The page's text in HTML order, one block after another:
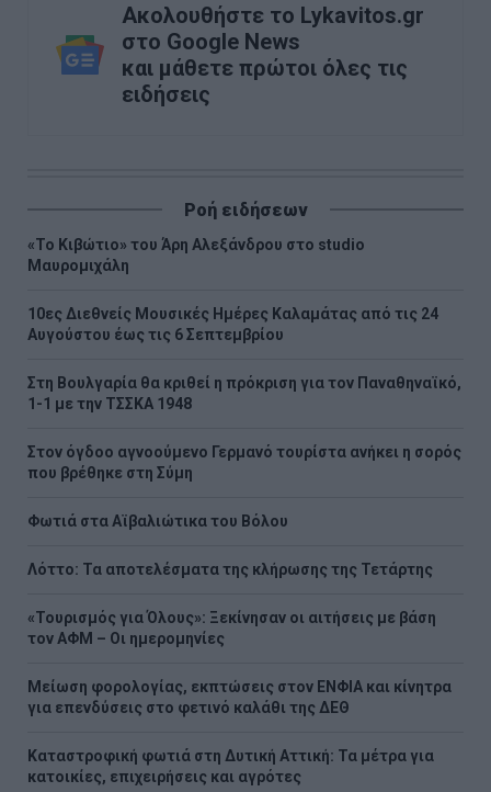
Ακολουθήστε το Lykavitos.gr
στο Google News
και μάθετε πρώτοι όλες τις
ειδήσεις
Ροή ειδήσεων
«Το Κιβώτιο» του Άρη Αλεξάνδρου στο studio
Μαυρομιχάλη
10ες Διεθνείς Μουσικές Ημέρες Καλαμάτας από τις 24
Αυγούστου έως τις 6 Σεπτεμβρίου
Στη Βουλγαρία θα κριθεί η πρόκριση για τον Παναθηναϊκό,
1-1 με την ΤΣΣΚΑ 1948
Στον όγδοο αγνοούμενο Γερμανό τουρίστα ανήκει η σορός
που βρέθηκε στη Σύμη
Φωτιά στα Αϊβαλιώτικα του Βόλου
Λόττο: Τα αποτελέσματα της κλήρωσης της Τετάρτης
«Τουρισμός για Όλους»: Ξεκίνησαν οι αιτήσεις με βάση
τον ΑΦΜ – Οι ημερομηνίες
Μείωση φορολογίας, εκπτώσεις στον ΕΝΦΙΑ και κίνητρα
για επενδύσεις στο φετινό καλάθι της ΔΕΘ
Καταστροφική φωτιά στη Δυτική Αττική: Τα μέτρα για
κατοικίες, επιχειρήσεις και αγρότες